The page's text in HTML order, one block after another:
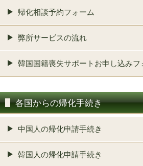
帰化相談予約フォーム
弊所サービスの流れ
韓国国籍喪失サポートお申し込みフ
各国からの帰化手続き
中国人の帰化申請手続き
韓国人の帰化申請手続き